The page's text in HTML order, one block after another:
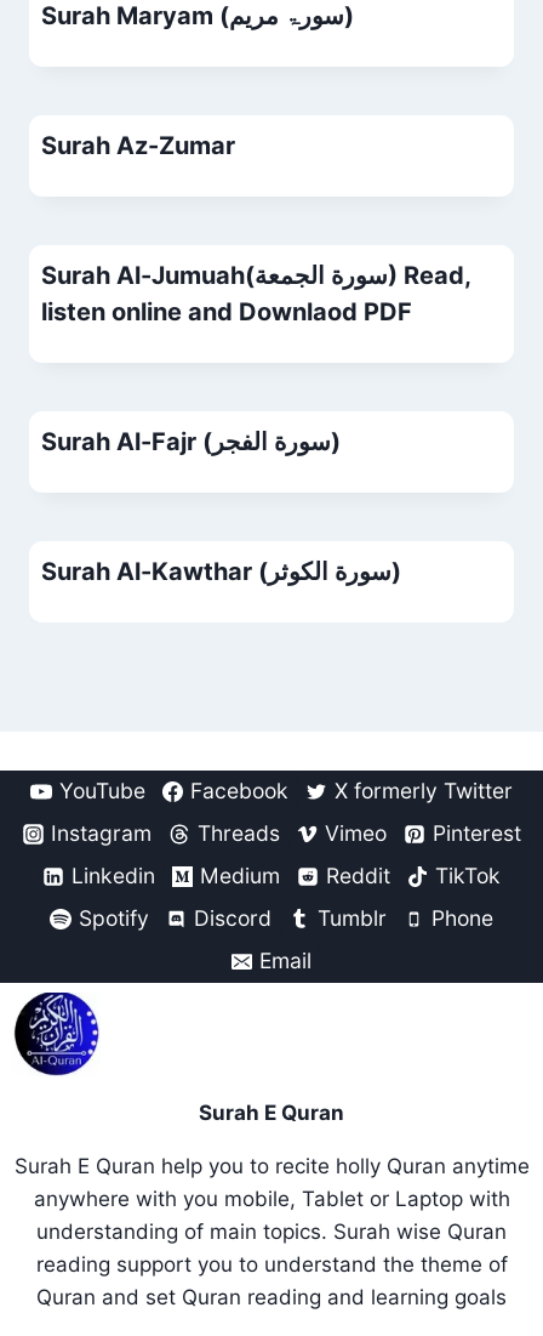
Surah Maryam (سورۃ مریم)
Surah Az-Zumar
Surah Al-Jumuah(سورة الجمعة) Read,
listen online and Downlaod PDF
Surah Al-Fajr (سورة الفجر)
Surah Al-Kawthar (سورة الكوثر)
YouTube Facebook
X formerly Twitter
Instagram
Threads Vimeo
Pinterest
Linkedin
Medium Reddit
TikTok
Spotify
Discord Tumblr
Phone
Email
Surah E Quran
Surah E Quran help you to recite holly Quran anytime
anywhere with you mobile, Tablet or Laptop with
understanding of main topics. Surah wise Quran
reading support you to understand the theme of
Quran and set Quran reading and learning goals